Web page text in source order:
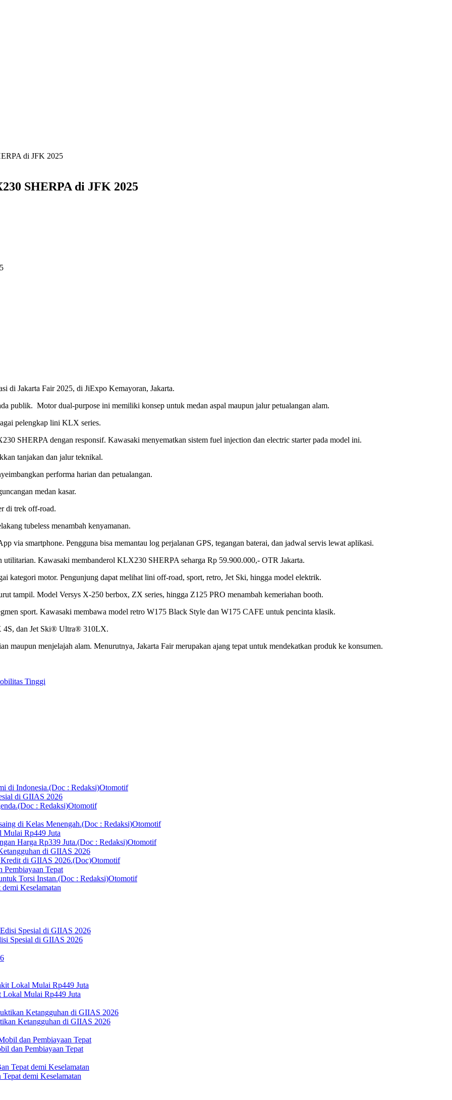
di JFK 2025
SHERPA di JFK 2025
di Jakarta Fair 2025, di JiExpo Kemayoran, Jakarta.
publik. Motor dual-purpose ini memiliki konsep untuk medan aspal maupun jalur petualangan alam.
pelengkap lini KLX series.
SHERPA dengan responsif. Kawasaki menyematkan sistem fuel injection dan electric starter pada model ini.
tanjakan dan jalur teknikal.
performa harian dan petualangan.
medan kasar.
di trek off-road.
tubeless menambah kenyamanan.
via smartphone. Pengguna bisa memantau log perjalanan GPS, tegangan baterai, dan jadwal servis lewat aplikasi.
utilitarian. Kawasaki membanderol KLX230 SHERPA seharga Rp 59.900.000,- OTR Jakarta.
kategori motor. Pengunjung dapat melihat lini off-road, sport, retro, Jet Ski, hingga model elektrik.
Model Versys X-250 berbox, ZX series, hingga Z125 PRO menambah kemeriahan booth.
sport. Kawasaki membawa model retro W175 Black Style dan W175 CAFE untuk pencinta klasik.
4S, dan Jet Ski® Ultra® 310LX.
menjelajah alam. Menurutnya, Jakarta Fair merupakan ajang tepat untuk mendekatkan produk ke konsumen.
Tinggi
Otomotif
di GIIAS 2026
Otomotif
Otomotif
Rp449 Juta
Otomotif
di GIIAS 2026
Otomotif
Tepat
Otomotif
Keselamatan
Spesial di GIIAS 2026
Mulai Rp449 Juta
Ketangguhan di GIIAS 2026
dan Pembiayaan Tepat
demi Keselamatan